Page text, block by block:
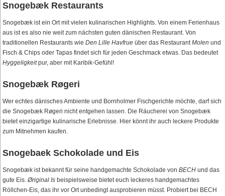
Snogebæk Restaurants
Snogebæk ist ein Ort mit vielen kulinarischen Highlights. Von einem Ferienhaus
aus ist es also nie weit zum nächsten guten dänischen Restaurant. Von
traditionellen Restaurants wie Den Lille Havfrue über das RestaurantMolen und
Fisch & Chips oder Tapas findet sich für jeden Geschmack etwas. Das bedeutet
Hyggeligkeitpur, aber mit Karibik-Gefühl!
Snogebæk Røgeri
Wer echtes dänisches Ambiente und Bornholmer Fischgerichte möchte, darf sich
die Snogebæk Røgeri nicht entgehen lassen. Die Räucherei von Snogebæk
bietet einzigartige kulinarische Erlebnisse. Hier könnt ihr auch leckere Produkte
zum Mitnehmen kaufen.
Snogebaek Schokolade und Eis
Snogebæk ist bekannt für seine handgemachte Schokolade von BECH und das
gute Eis. Øriginal Is beispielsweise bietet euch leckeres handgemachtes
Röllchen-Eis, das ihr vor Ort unbedingt ausprobieren müsst. Probiert bei BECH